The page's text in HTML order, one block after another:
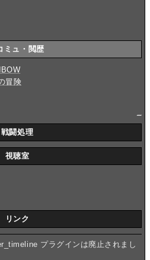
ミュ・閲歴
冒険
戦闘処理
視聴室
リンク
プラグインは廃止されまし